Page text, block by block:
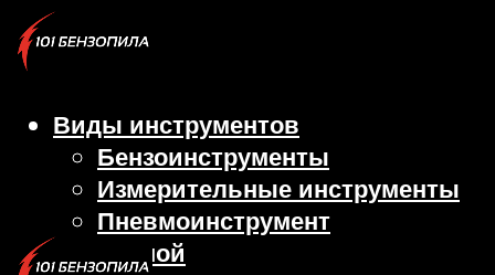
Виды инструментов
Бензоинструменты
Измерительные инструменты
Пневмоинструмент
Ручной